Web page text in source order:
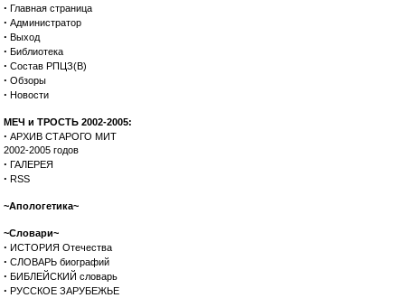
· Главная страница
· Администратор
· Выход
· Библиотека
· Состав РПЦЗ(В)
· Обзоры
· Новости
МЕЧ и ТРОСТЬ 2002-2005:
· АРХИВ СТАРОГО МИТ
2002-2005 годов
· ГАЛЕРЕЯ
· RSS
~Апологетика~
~Словари~
· ИСТОРИЯ Отечества
· СЛОВАРЬ биографий
· БИБЛЕЙСКИЙ словарь
· РУССКОЕ ЗАРУБЕЖЬЕ